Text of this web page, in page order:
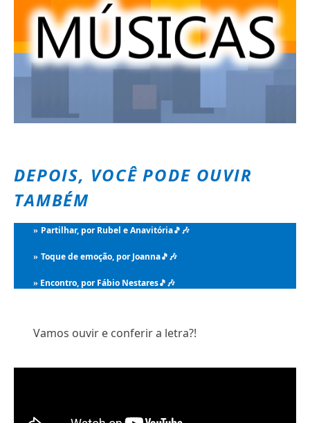
DEPOIS, VOCÊ PODE OUVIR
TAMBÉM
» Partilhar, por Rubel e Anavitória🎵🎶
» Toque de emoção, por Joanna🎵🎶
» Encontro, por Fábio Nestares🎵🎶
Vamos ouvir e conferir a letra?!